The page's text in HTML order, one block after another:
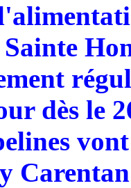
dès le